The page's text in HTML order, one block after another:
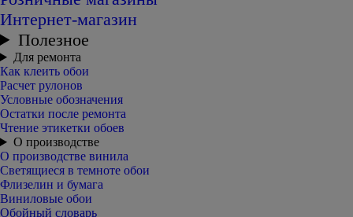
Интернет-магазин
Полезное
Для ремонта
Как клеить обои
Расчет рулонов
Условные обозначения
Остатки после ремонта
Чтение этикетки обоев
О производстве
О производстве винила
Светящиеся в темноте обои
Флизелин и бумага
Виниловые обои
Обойный словарь